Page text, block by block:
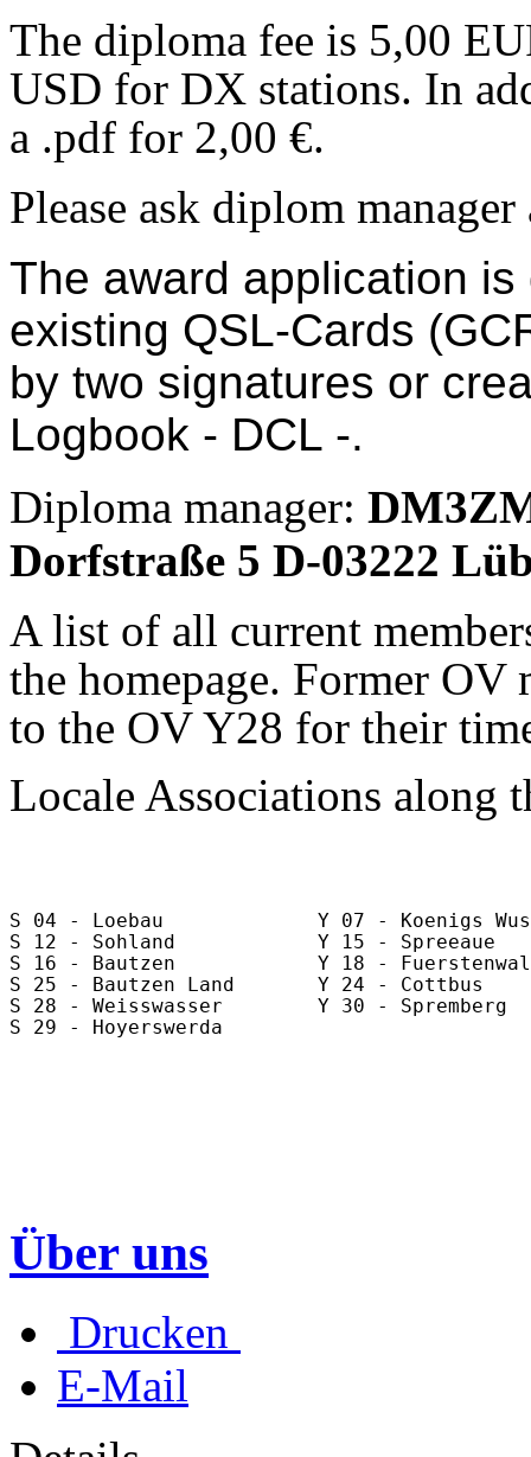
The diploma fee is 5,00
USD for DX stations. In
a .pdf for 2,00 €.
Please ask diplom
The award application is
existing QSL-Cards
by two signatures or
Logbook - DCL -.
Diploma manager:
Dorfstraße 5 D-03222
A list of all current
the homepage. Former OV
to the OV Y28 for their
Locale Associations along
S 04 - Loebau             Y 07 - Koenigs
S 12 - Sohland            Y 15 -
S 16 - Bautzen            Y 18 -
S 25 - Bautzen Land       Y 24 -
S 28 - Weisswasser        Y 30 -
S 29 - Hoyerswerda
Über uns
Drucken
E-Mail